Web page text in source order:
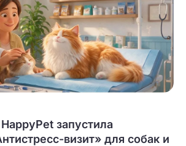
запустила
визит» для собак и